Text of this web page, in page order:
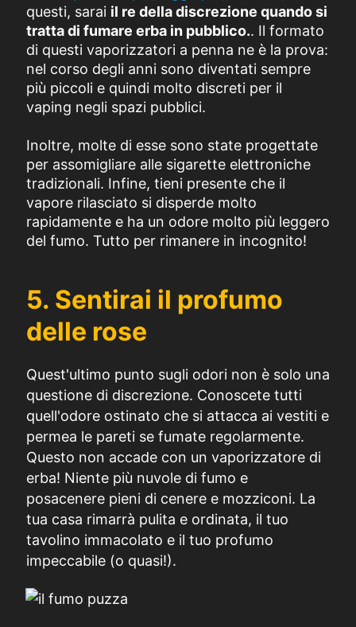
questi, sarai il re della discrezione quando si
tratta di fumare erba in pubblico.. Il formato
di questi vaporizzatori a penna ne è la prova:
nel corso degli anni sono diventati sempre
più piccoli e quindi molto discreti per il
vaping negli spazi pubblici.
Inoltre, molte di esse sono state progettate
per assomigliare alle sigarette elettroniche
tradizionali. Infine, tieni presente che il
vapore rilasciato si disperde molto
rapidamente e ha un odore molto più leggero
del fumo. Tutto per rimanere in incognito!
5. Sentirai il profumo
delle rose
Quest'ultimo punto sugli odori non è solo una
questione di discrezione. Conoscete tutti
quell'odore ostinato che si attacca ai vestiti e
permea le pareti se fumate regolarmente.
Questo non accade con un vaporizzatore di
erba! Niente più nuvole di fumo e
posacenere pieni di cenere e mozziconi. La
tua casa rimarrà pulita e ordinata, il tuo
tavolino immacolato e il tuo profumo
impeccabile (o quasi!).